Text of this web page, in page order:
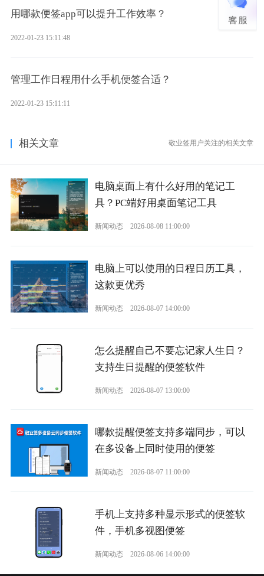
用哪款便签app可以提升工作效率？
2022-01-23 15:11:48
管理工作日程用什么手机便签合适？
2022-01-23 15:11:11
相关文章 敬业签用户关注的相关文章
电脑桌面上有什么好用的笔记工
具？PC端好用桌面笔记工具
新闻动态 2026-08-08 11:00:00
电脑上可以使用的日程日历工具，
这款更优秀
新闻动态 2026-08-07 14:00:00
怎么提醒自己不要忘记家人生日？
支持生日提醒的便签软件
新闻动态 2026-08-07 13:00:00
哪款提醒便签支持多端同步，可以
在多设备上同时使用的便签
新闻动态 2026-08-07 11:00:00
手机上支持多种显示形式的便签软
件，手机多视图便签
新闻动态 2026-08-06 14:00:00